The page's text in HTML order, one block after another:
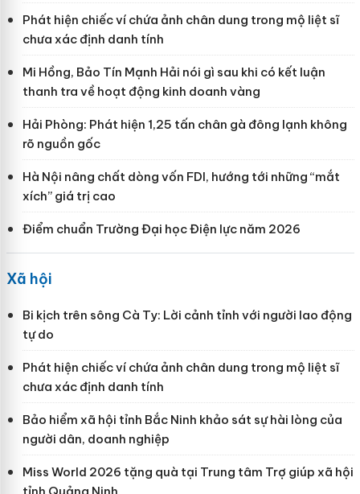
Phát hiện chiếc ví chứa ảnh chân dung trong mộ liệt sĩ
chưa xác định danh tính
Mi Hồng, Bảo Tín Mạnh Hải nói gì sau khi có kết luận
thanh tra về hoạt động kinh doanh vàng
Hải Phòng: Phát hiện 1,25 tấn chân gà đông lạnh không
rõ nguồn gốc
Hà Nội nâng chất dòng vốn FDI, hướng tới những “mắt
xích” giá trị cao
Điểm chuẩn Trường Đại học Điện lực năm 2026
Xã hội
Bi kịch trên sông Cà Ty: Lời cảnh tỉnh với người lao động
tự do
Phát hiện chiếc ví chứa ảnh chân dung trong mộ liệt sĩ
chưa xác định danh tính
Bảo hiểm xã hội tỉnh Bắc Ninh khảo sát sự hài lòng của
người dân, doanh nghiệp
Miss World 2026 tặng quà tại Trung tâm Trợ giúp xã hội
tỉnh Quảng Ninh